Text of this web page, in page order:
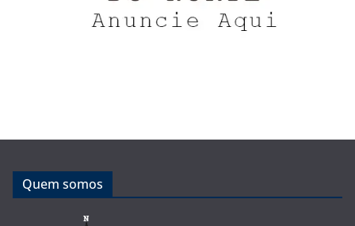
Quem somos